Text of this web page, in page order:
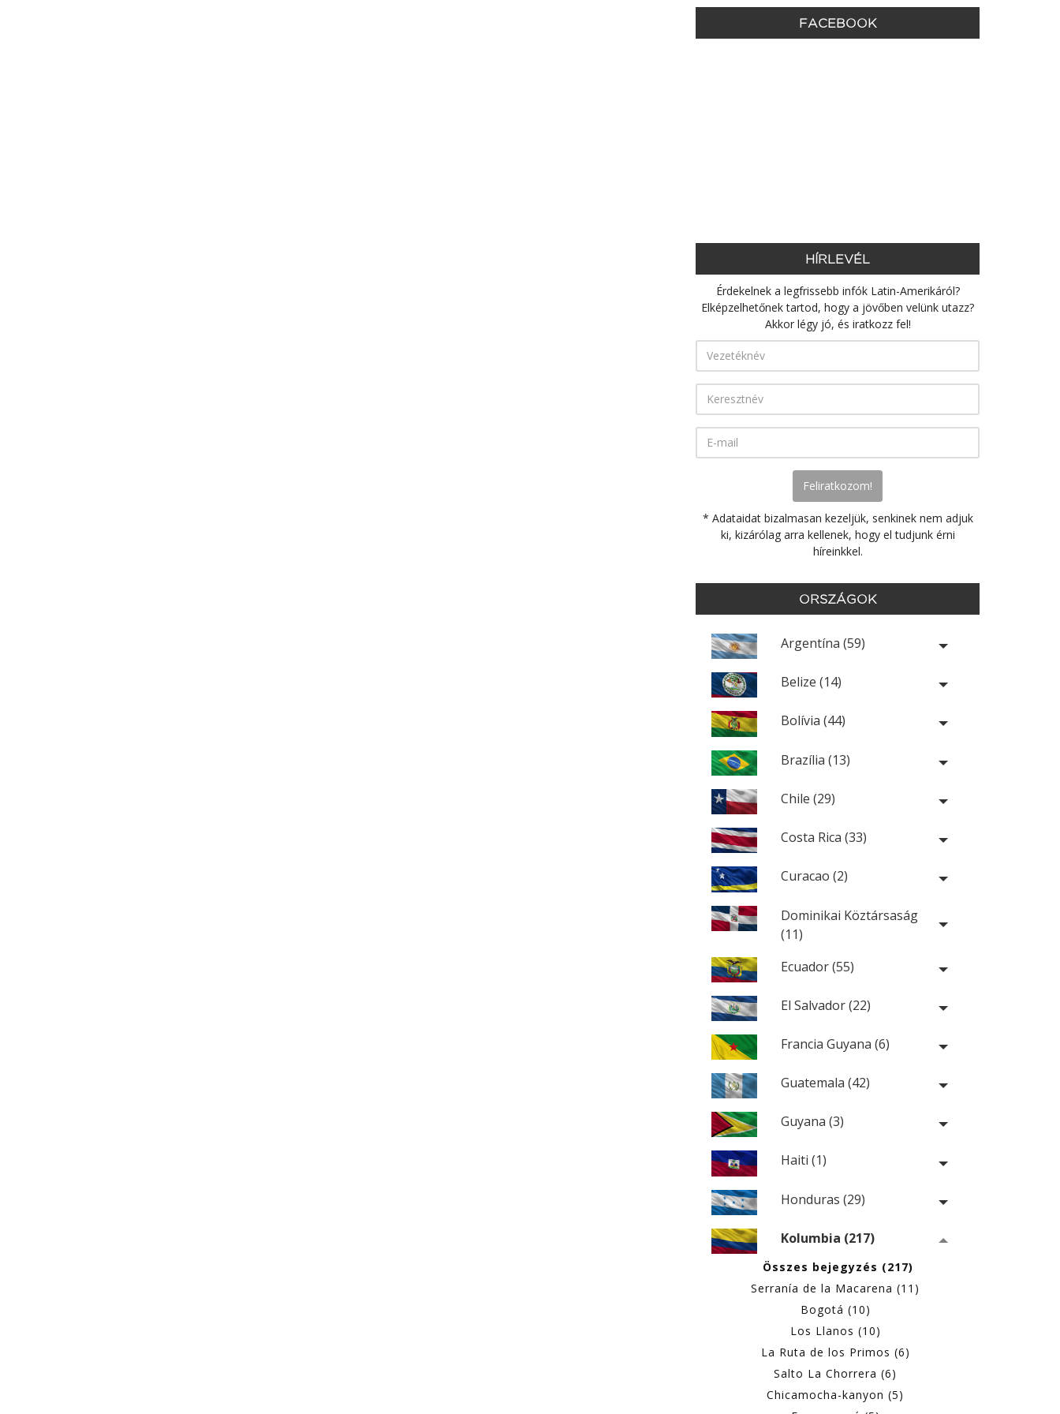
FACEBOOK
HÍRLEVÉL
Érdekelnek a legfrissebb infók Latin-Amerikáról?
Elképzelhetőnek tartod, hogy a jövőben velünk utazz?
Akkor légy jó, és iratkozz fel!
* Adataidat bizalmasan kezeljük, senkinek nem adjuk
ki, kizárólag arra kellenek, hogy el tudjunk érni
híreinkkel.
ORSZÁGOK
Argentína (59)
Belize (14)
Bolívia (44)
Brazília (13)
Chile (29)
Costa Rica (33)
Curacao (2)
Dominikai Köztársaság
(11)
Ecuador (55)
El Salvador (22)
Francia Guyana (6)
Guatemala (42)
Guyana (3)
Haiti (1)
Honduras (29)
Kolumbia (217)
Összes bejegyzés (217)
Serranía de la Macarena (11)
Bogotá (10)
Los Llanos (10)
La Ruta de los Primos (6)
Salto La Chorrera (6)
Chicamocha-kanyon (5)